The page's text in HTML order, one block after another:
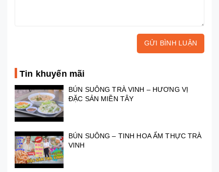
GỬI BÌNH LUẬN
Tin khuyến mãi
BÚN SUÔNG TRÀ VINH – HƯƠNG VỊ
ĐẶC SẢN MIỀN TÂY
BÚN SUÔNG – TINH HOA ẨM THỰC TRÀ
VINH